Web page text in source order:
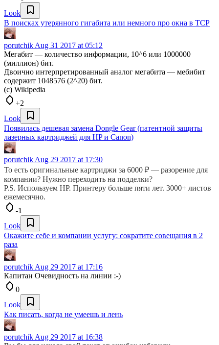
Look
В поисках утерянного гигабита или немного про окна в TCP
porutchik Aug 31 2017 at 05:12
Мегабит — количество информации, 10^6 или 1000000
(миллион) бит.
Двоично интерпретированный аналог мегабита — мебибит
содержит 1048576 (2^20) бит.
(с) Wikipedia
+2
Look
Появилась дешевая замена Dongle Gear (патентной защиты
лазерных картриджей для HP и Canon)
porutchik Aug 29 2017 at 17:30
То есть оригинальные картриджи за 6000 ₽ — разорение для
компании? Нужно переходить на подделки?
P.S. Используем HP. Принтеру больше пяти лет. 3000+ листов
ежемесячно.
-1
Look
Окажите себе и компании услугу: сократите совещания в 2
раза
porutchik Aug 29 2017 at 17:16
Капитан Очевидность на линии :-)
0
Look
Как писать, когда не умеешь и лень
porutchik Aug 29 2017 at 16:38